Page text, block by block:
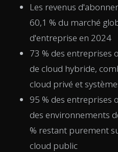
Les revenus
60,1 % du marché
d'entreprise en 2024
73 % des entreprises
de cloud hybride,
cloud privé et
95 % des entreprises
des environnements
% restant purement
cloud public